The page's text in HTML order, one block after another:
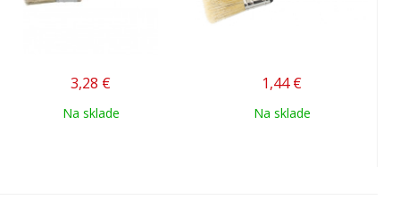
3,28 €
Na sklade
1,44 €
Na sklade